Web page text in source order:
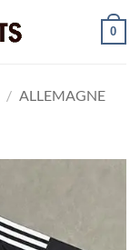
0
/ ALLEMAGNE